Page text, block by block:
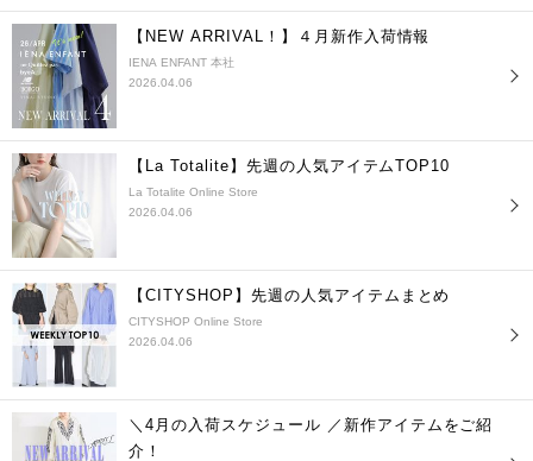
【NEW ARRIVAL！】４月新作入荷情報
IENA ENFANT 本社
2026.04.06
【La Totalite】先週の人気アイテムTOP10
La Totalite Online Store
2026.04.06
【CITYSHOP】先週の人気アイテムまとめ
CITYSHOP Online Store
2026.04.06
＼4月の入荷スケジュール ／新作アイテムをご紹
介！